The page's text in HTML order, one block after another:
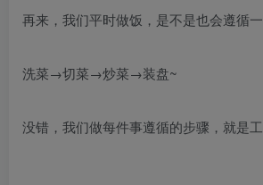
再来，我们平时做饭，是不是也会遵循
洗菜→切菜→炒菜→装盘~​
没错，我们做每件事遵循的步骤，就是工